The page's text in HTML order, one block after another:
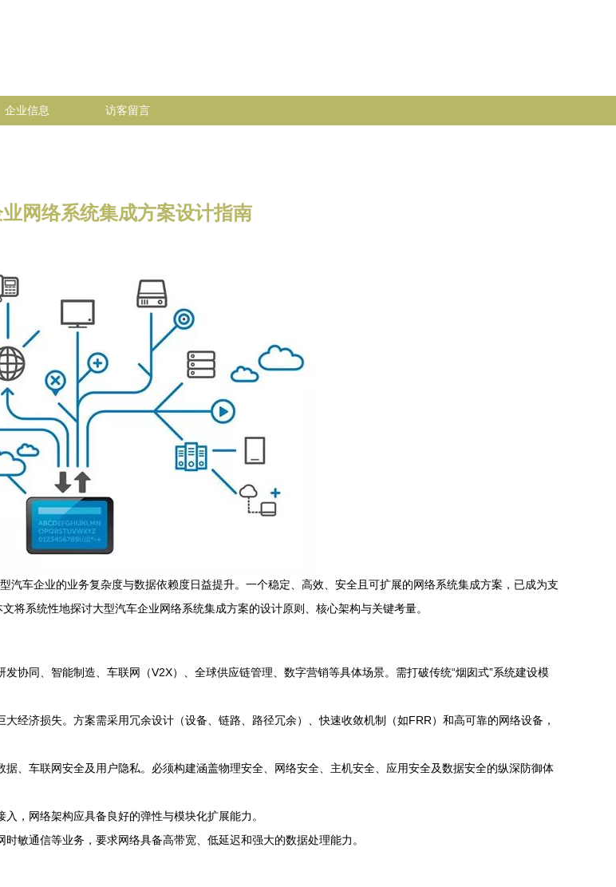
企业信息 访客留言
网络系统集成方案设计指南
汽车企业的业务复杂度与数据依赖度日益提升。一个稳定、高效、安全且可扩展的网络系统集成方案，已成为支
系统性地探讨大型汽车企业网络系统集成方案的设计原则、核心架构与关键考量。
协同、智能制造、车联网（V2X）、全球供应链管理、数字营销等具体场景。需打破传统“烟囱式”系统建设模
经济损失。方案需采用冗余设计（设备、链路、路径冗余）、快速收敛机制（如FRR）和高可靠的网络设备，
、车联网安全及用户隐私。必须构建涵盖物理安全、网络安全、主机安全、应用安全及数据安全的纵深防御体
，网络架构应具备良好的弹性与模块化扩展能力。
敏通信等业务，要求网络具备高带宽、低延迟和强大的数据处理能力。